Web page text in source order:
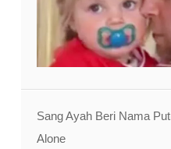
Sang Ayah Beri Nama
Alone